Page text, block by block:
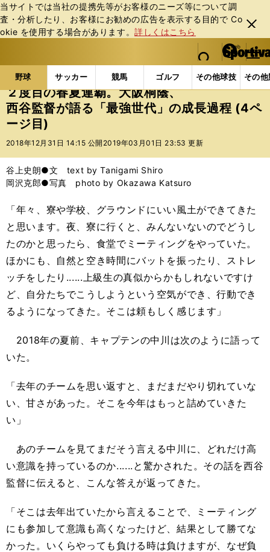
当サイトでは当社の提携先等がお客様のニーズ等について調
査・分析したり、お客様にお勧めの広告を表⽰する⽬的で Co
okie を使⽤する場合があります。詳しくはこちら
閉じ
る
web Sportiva (webスポルティーバ)
検索
マイペ
ー
ジ
メニュ
野球 サッカー 競馬 ゴルフ その他球技 その
b
ス
ポ
ル
テ
ー
バ
野球の記事一覧 高校野球他 ２度目の春夏連覇。大
２度目の春夏連覇。大阪桐蔭、
西谷監督が語る「最強世代」の成長過程 (4ペ
ージ目)
2018年12月31日 14:15 公開 2019年03月01日 23:53 更新
谷上史朗●文 text by Tanigami Shiro
岡沢克郎●写真 photo by Okazawa Katsuro
「年々、寮や学校、グラウンドにいい風土ができてきた
と思います。夜、寮に行くと、みんないないのでどうし
たのかと思ったら、食堂でミーティングをやっていた。
ほかにも、自然と空き時間にバットを振ったり、ストレ
ッチをしたり......上級生の真似からかもしれないですけ
ど、自分たちでこうしようという空気ができ、行動でき
るようになってきた。そこは頼もしく感じます」
2018年の夏前、キャプテンの中川は次のように語って
いた。
「去年のチームを思い返すと、まだまだやり切れていな
い、甘さがあった。そこを今年はもっと詰めていきた
い」
あのチームを見てまだそう言える中川に、どれだけ高
い意識を持っているのか......と驚かされた。その話を西谷
監督に伝えると、こんな答えが返ってきた。
「そこは去年出ていたから言えることで、ミーティング
にも参加して意識も高くなったけど、結果として勝てな
かった。いくらやっても負ける時は負けますが、なぜ負